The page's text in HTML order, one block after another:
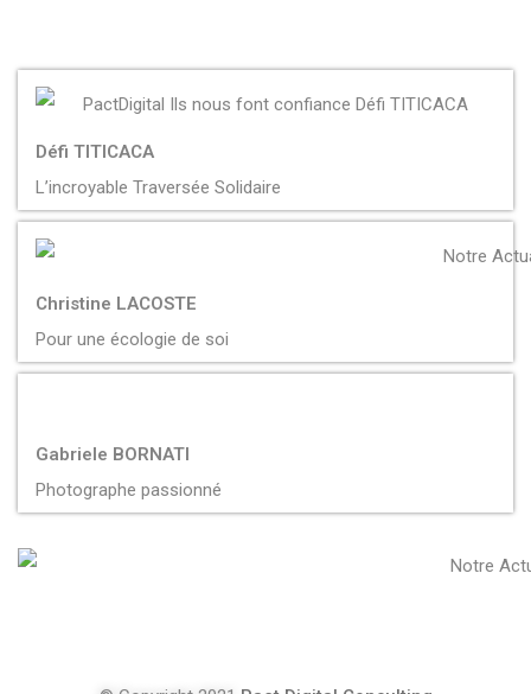
Défi TITICACA
L’incroyable Traversée Solidaire
Christine LACOSTE
Pour une écologie de soi
Gabriele BORNATI
Photographe passionné